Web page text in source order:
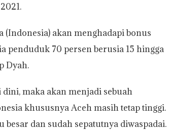
akan menghadapi bonus
penduduk 70 persen berusia 15 hingga
Dyah.
maka akan menjadi sebuah
khususnya Aceh masih tetap tinggi.
dan sudah sepatutnya diwaspadai.